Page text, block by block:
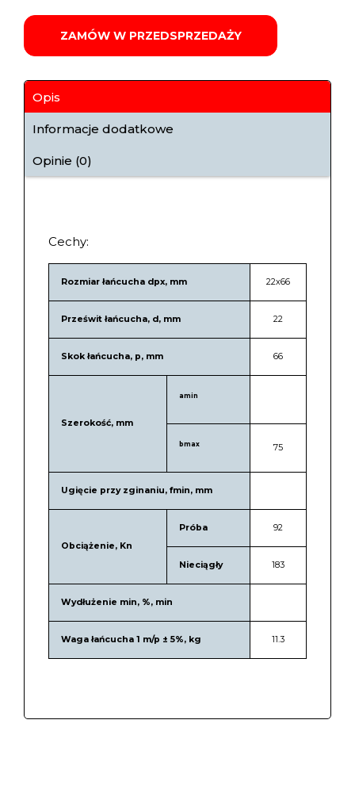
ZAMÓW W PRZEDSPRZEDAŻY
Opis
Informacje dodatkowe
Opinie (0)
Cechy:
Rozmiar łańcucha dpx, mm 22х66
Prześwit łańcucha, d, mm 22
Skok łańcucha, p, mm 66
Szerokość, mm
amin
bmax 75
Ugięcie przy zginaniu, fmin, mm
Obciążenie, Kn
Próba 92
Nieciągły 183
Wydłużenie min, %, min
Waga łańcucha 1 m/p ± 5%, kg 11.3